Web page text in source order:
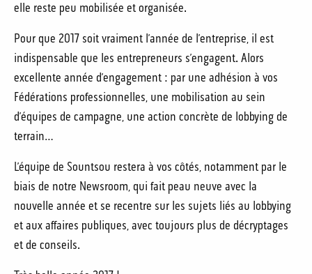
elle reste peu mobilisée et organisée.
Pour que 2017 soit vraiment l’année de l’entreprise, il est
indispensable que les entrepreneurs s’engagent. Alors
excellente année d’engagement : par une adhésion à vos
Fédérations professionnelles, une mobilisation au sein
d’équipes de campagne, une action concrète de lobbying de
terrain…
L’équipe de Sountsou restera à vos côtés, notamment par le
biais de notre Newsroom, qui fait peau neuve avec la
nouvelle année et se recentre sur les sujets liés au lobbying
et aux affaires publiques, avec toujours plus de décryptages
et de conseils.